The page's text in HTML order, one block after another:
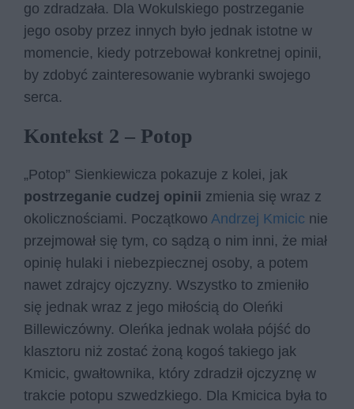
go zdradzała. Dla Wokulskiego postrzeganie
jego osoby przez innych było jednak istotne w
momencie, kiedy potrzebował konkretnej opinii,
by zdobyć zainteresowanie wybranki swojego
serca.
Kontekst 2 – Potop
„Potop” Sienkiewicza pokazuje z kolei, jak
postrzeganie cudzej opinii zmienia się wraz z
okolicznościami. Początkowo Andrzej Kmicic nie
przejmował się tym, co sądzą o nim inni, że miał
opinię hulaki i niebezpiecznej osoby, a potem
nawet zdrajcy ojczyzny. Wszystko to zmieniło
się jednak wraz z jego miłością do Oleńki
Billewiczówny. Oleńka jednak wolała pójść do
klasztoru niż zostać żoną kogoś takiego jak
Kmicic, gwałtownika, który zdradził ojczyznę w
trakcie potopu szwedzkiego. Dla Kmicica była to